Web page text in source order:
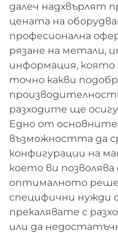
далеч надхвърлят
цената на
професионална
рязане на метали,
информация, която
точно какви
разходите ще
Едно от
възможността да
конфигурации на
което ви
оптималното
специфични нужди
прекалявате с
или да